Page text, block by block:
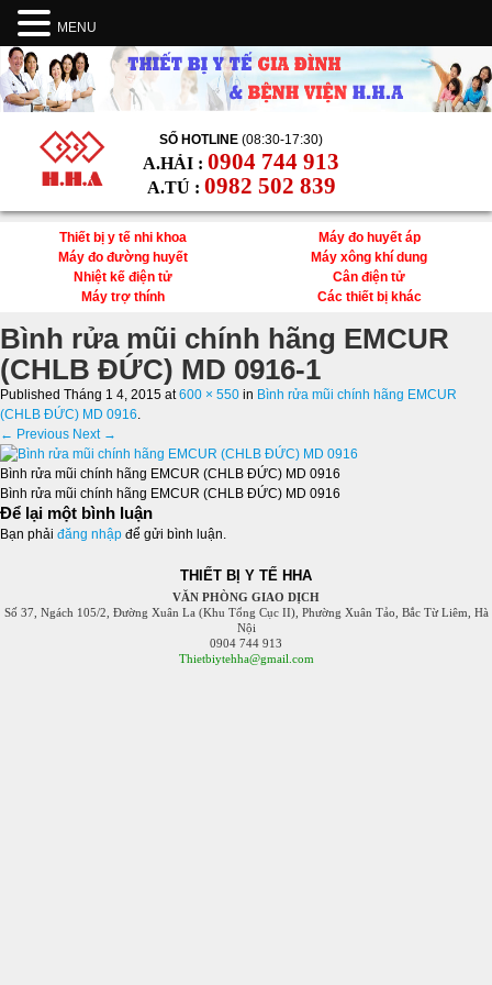
SỐ HOTLINE (08:30-17:30)
A.HẢI : 0904 744 913
A.TÚ : 0982 502 839
Thiết bị y tế nhi khoa
Máy đo huyết áp
Máy đo đường huyết
Máy xông khí dung
Nhiệt kế điện tử
Cân điện tử
Máy trợ thính
Các thiết bị khác
Bình rửa mũi chính hãng EMCUR
(CHLB ĐỨC) MD 0916-1
Published Tháng 1 4, 2015 at600 × 550 in Bình rửa mũi chính hãng EMCUR
(CHLB ĐỨC) MD 0916.
← Previous Next →
Bình rửa mũi chính hãng EMCUR (CHLB ĐỨC) MD 0916
Bình rửa mũi chính hãng EMCUR (CHLB ĐỨC) MD 0916
Để lại một bình luận
Bạn phải đăng nhập để gửi bình luận.
THIẾT BỊ Y TẾ HHA
VĂN PHÒNG GIAO DỊCH
Số 37, Ngách 105/2, Đường Xuân La (Khu Tổng Cục II), Phường Xuân Tảo, Bắc Từ Liêm, Hà
Nội
0904 744 913
Thietbiytehha@gmail.com
MENU